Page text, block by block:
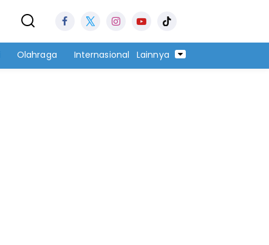
Olahraga Internasional Lainnya